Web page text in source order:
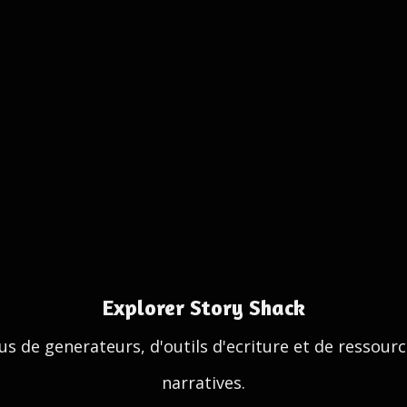
Explorer Story Shack
de generateurs, d'outils d'ecriture et de
narratives.